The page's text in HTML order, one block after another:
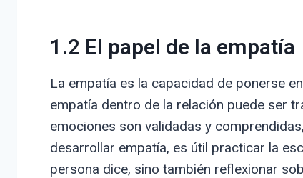
1.2 El papel de la empatía
La empatía es la capacidad de ponerse
empatía dentro de la relación puede ser
emociones son validadas y
desarrollar empatía, es útil practicar la
persona dice, sino también reflexionar